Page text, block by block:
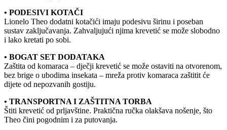
• PODESIVI KOTAČI
Lionelo Theo dodatni kotačići imaju podesivu širinu i poseban
sustav zaključavanja. Zahvaljujući njima krevetić se može slobodno
i lako kretati po sobi.
• BOGAT SET DODATAKA
Zaštita od komaraca – dječji krevetić se može ostaviti na otvorenom,
bez brige o ubodima insekata – mreža protiv komaraca zaštitit će
dijete od nepozvanih gostiju.
• TRANSPORTNA I ZAŠTITNA TORBA
Štiti krevetić od prljavštine. Praktična ručka olakšava nošenje, što
Theo čini pogodnim i za putovanja.